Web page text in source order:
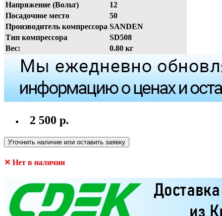
Напряжение (Вольт)
12
Посадочное место
50
Производитель компрессора SANDEN
Тип компрессора
SD508
Вес:
0.80 кг
2 500 р.
Уточнить наличие или оставить заявку
✕ Нет в наличии